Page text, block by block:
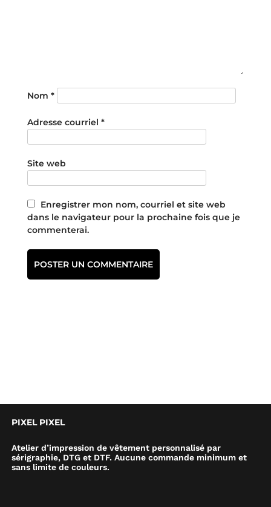
Nom *
Adresse courriel *
Site web
Enregistrer mon nom, courriel et site web
dans le navigateur pour la prochaine fois que je
commenterai.
PIXEL PIXEL
Atelier d’impression de vêtement personnalisé par
sérigraphie, DTG et DTF. Aucune commande minimum et
sans limite de couleurs.